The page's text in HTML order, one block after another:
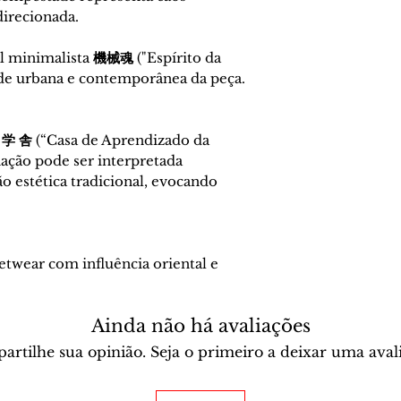
minimalista機械魂("Espírito da
urbana e contemporânea da peça.
舎 (“Casa de Aprendizado da
pode ser interpretada
estética tradicional, evocando
com influência oriental e
Ainda não há avaliações
sua opinião. Seja o primeiro a deixar uma